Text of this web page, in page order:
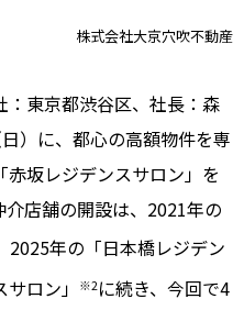
株式会社大京穴吹不動産
東京都渋谷区、社長：森
）に、都心の高額物件を専
坂レジデンスサロン」を
店舗の開設は、2021年の
2025年の「日本橋レジデン
ロン」
※2に続き、今回で4